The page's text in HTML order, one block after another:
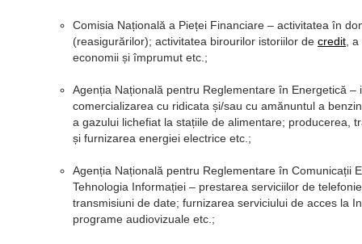
Comisia Națională a Pieței Financiare – activitatea în
(reasigurărilor); activitatea birourilor istoriilor de credit, a
economii și împrumut etc.;
Agenția Națională pentru Reglementare în Energetică –
comercializarea cu ridicata și/sau cu amănuntul a
a gazului lichefiat la stațiile de alimentare; producerea,
și furnizarea energiei electrice etc.;
Agenția Națională pentru Reglementare în Comunicații
Tehnologia Informației – prestarea serviciilor de
transmisiuni de date; furnizarea serviciului de acces la
programe audiovizuale etc.;